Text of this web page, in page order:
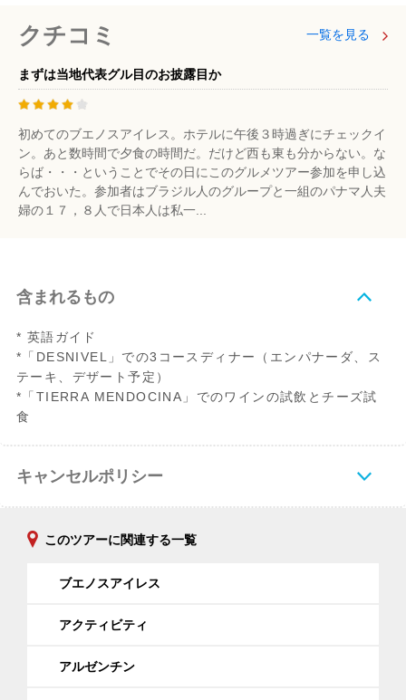
クチコミ 一覧を見る
まずは当地代表グル目のお披露目か
初めてのブエノスアイレス。ホテルに午後３時過ぎにチェックイ
ン。あと数時間で夕食の時間だ。だけど西も東も分からない。な
らば・・・ということでその日にこのグルメツアー参加を申し込
んでおいた。参加者はブラジル人のグループと一組のパナマ人夫
婦の１７，８人で日本人は私一...
含まれるもの
* 英語ガイド
*「DESNIVEL」での3コースディナー（エンパナーダ、ス
テーキ、デザート予定）
*「TIERRA MENDOCINA」でのワインの試飲とチーズ試
食
キャンセルポリシー
このツアーに関連する一覧
ブエノスアイレス
アクティビティ
アルゼンチン